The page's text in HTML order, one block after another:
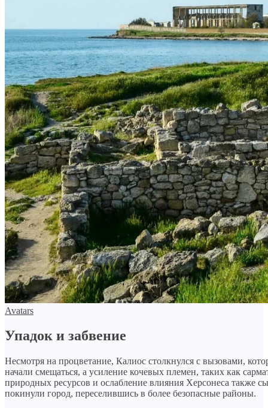
Avatars
Упадок и забвение
Несмотря на процветание, Калиос столкнулся с вызовами,
начали смещаться, а усиление кочевых племен, таких как
природных ресурсов и ослабление влияния Херсонеса также
покинули город, переселившись в более безопасные районы.